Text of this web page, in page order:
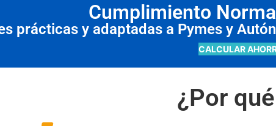
Cumplimiento
prácticas y adaptadas a Pymes y
CALCULAR
¿Por